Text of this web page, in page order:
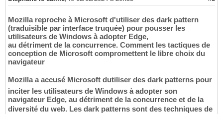
Mozilla reproche à Microsoft d'utiliser des dark pattern
(traduisible par interface truquée) pour pousser les
utilisateurs de Windows à adopter Edge,
au détriment de la concurrence. Comment les tactiques de
conception de Microsoft compromettent le libre choix du
navigateur
Mozilla a accusé Microsoft dutiliser des dark patterns pour
inciter les utilisateurs de Windows à adopter son
navigateur Edge, au détriment de la concurrence et de la
diversité du web. Les dark patterns sont des techniques de